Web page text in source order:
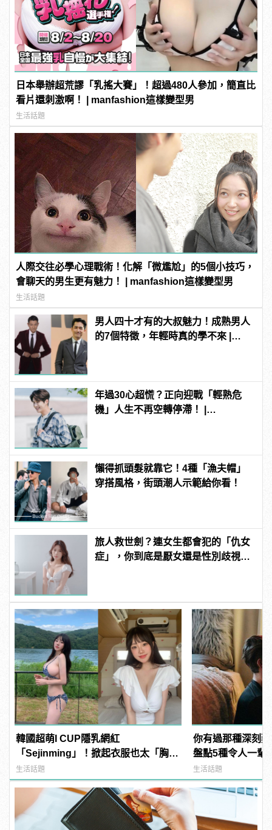
日本舉辦超荒謬「乳搖大賽」！超過480人參加，簡直比
看片還刺激啊！ | manfashion這樣變型男
生活話題
人際交往必學心理戰術！化解「微尷尬」的5個小技巧，
會聊天的男生更有魅力！ | manfashion這樣變型男
生活話題
男人四十才有的大叔魅力！成熟男人
的7個特徵，年輕時真的學不來 |
年過30心超慌？正向迎戰「輕熟危
機」人生不再空轉停滯！ |
懶得抓頭髮就靠它！4種「漁夫帽」
穿搭風格，街頭潮人示範給你看！
旅人救世劍？連女生都會犯的「仇女
症」，你到底是厭女還是性別歧視？
韓國超萌I CUP隱乳網紅
「Sejinming」！掀起衣服也太「胸」
了吧！ | manfashion這樣變型男
生活話題
你有過那種深刻
盤點5種令人一輩
瞬間」！
生活話題